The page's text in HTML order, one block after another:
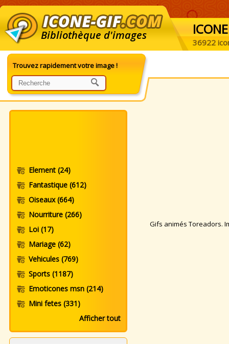
Bibliothèque d'images ICONE
36922
Trouvez rapidement votre image !
Element (24)
Fantastique (612)
Oiseaux(664)
Nourriture (266)
Loi (17)
Mariage (62)
Vehicules (769)
Sports (1187)
Emoticones msn (214)
Mini fetes (331)
Afficher tout
Gifs animés Toreadors.